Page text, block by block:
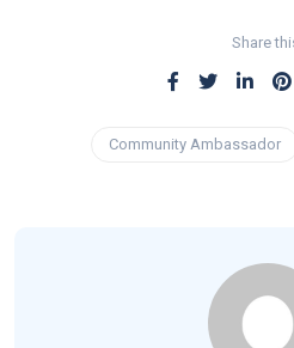
Share
Community Ambassador